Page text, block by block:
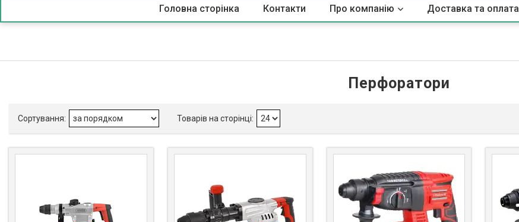
Головна сторінка Контакти Про компанію Доставка та оплата
Перфоратори